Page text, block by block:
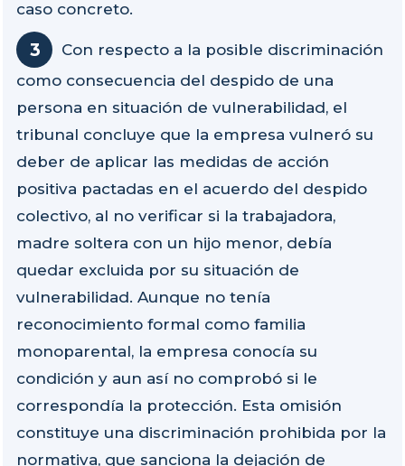
caso concreto.
Con respecto a la posible discriminación
como consecuencia del despido de una
persona en situación de vulnerabilidad, el
tribunal concluye que la empresa vulneró su
deber de aplicar las medidas de acción
positiva pactadas en el acuerdo del despido
colectivo, al no verificar si la trabajadora,
madre soltera con un hijo menor, debía
quedar excluida por su situación de
vulnerabilidad. Aunque no tenía
reconocimiento formal como familia
monoparental, la empresa conocía su
condición y aun así no comprobó si le
correspondía la protección. Esta omisión
constituye una discriminación prohibida por la
normativa, que sanciona la dejación de